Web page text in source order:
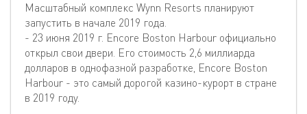
Масштабный комплекс Wynn Resorts планируют
запустить в начале 2019 года.
- 23 июня 2019 г. Encore Boston Harbour официально
открыл свои двери. Его стоимость 2,6 миллиарда
долларов в однофазной разработке, Encore Boston
Harbour - это самый дорогой казино-курорт в стране
в 2019 году.